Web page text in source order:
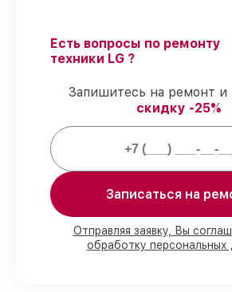
подтверждает их уровень
Соблюдение сроков
восстановление
выполняется строго в
сроки.
Подтвержденная
предоставляем
гарантийное
Мы гарантируем:
80%работ с
Есть вопросы по ремонту
техники LG ?
Запишитесь на ремонт и
скидку -25%
Записаться на
Отправляя заявку, Вы
обработку персональных